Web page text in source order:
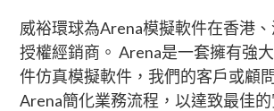
威裕環球為Arena模擬軟件在香港
授權經銷商。 Arena是一套擁有強
件仿真模擬軟件，我們的客戶或顧
Arena簡化業務流程，以達致最佳